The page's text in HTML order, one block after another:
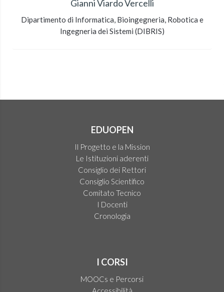
Gianni Viardo Vercelli
Dipartimento di Informatica, Bioingegneria, Robotica e
Ingegneria dei Sistemi (DIBRIS)
EDUOPEN
Il Progetto e la Mission
Le Istituzioni aderenti
Consiglio dei Rettori
Consiglio Scientifico
Comitato Tecnico
I Docenti
Cronologia
I CORSI
MOOCs e Percorsi